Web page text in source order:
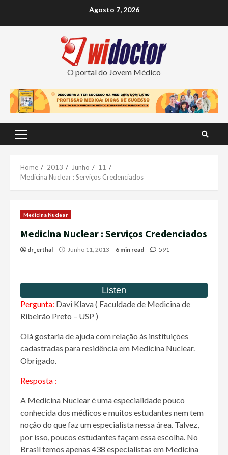
Agosto 7, 2026
O portal do Jovem Médico
Primary
Home 2013 Junho
11
Medicina Nuclear : Serviços Credenciados
Medicina Nuclear
Medicina Nuclear : Serviços Credenciados
dr_erthal Junho 11, 2013 6 min read 591
Pergunta: Davi Klava ( Faculdade de Medicina de
Ribeirão Preto – USP )
Olá gostaria de ajuda com relação às instituições
cadastradas para residência em Medicina Nuclear.
Obrigado.
Resposta :
A Medicina Nuclear é uma especialidade pouco
conhecida dos médicos e muitos estudantes nem tem
noção do que faz um especialista nessa área. Talvez,
por isso, poucos estudantes façam essa escolha. No
Brasil temos apenas 438 especialistas em Medicina